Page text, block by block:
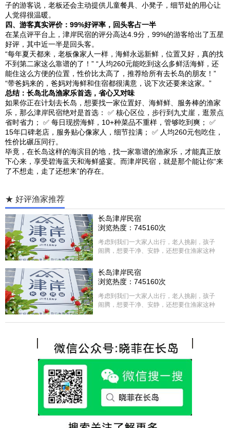
子的游客说，老板还会主动提供儿童餐具、小凳子，细节处的用心让
人觉得很温暖。
四、游客真实评价：99%好评率，回头客占一半
在某点评平台上，津岸民宿的评分高达4.9分，99%的游客给出了五星
好评，其中近一半是回头客。
“每年夏天都来，老板像家人一样，海鲜永远新鲜，位置又好，真的找
不到第二家这么靠谱的了！” “人均260元能吃到这么多鲜活海鲜，还
能住这么方便的位置，性价比太高了，推荐给所有去长岛的朋友！”
“带爸妈来的，爸妈对海鲜和住宿都很满意，说下次还要来这家。”
总结：长岛北岛渔家乐首选，省心又对味
如果你正在计划去长岛，想要找一家位置好、海鲜鲜、服务棒的渔家
乐，那么津岸民宿绝对是首选： ✅ 核心区位，步行到九丈崖，逛景点
省时省力； ✅ 每日现捞海鲜，10+种菜品不重样，管够吃到爽； ✅
15年口碑老店，服务贴心像家人，细节拉满； ✅ 人均260元包吃住，
性价比碾压同行。
毕竟，在长岛这样的海滨目的地，找一家靠谱的渔家乐，才能真正放
下心来，享受碧海蓝天和海鲜盛宴。而津岸民宿，就是那个能让你“来
了不想走，走了还想来”的存在。
★ 好评渔家推荐
长岛津岸民宿
浏览热度：745160次
考虑到我们一大家人出行，老人挑剔，孩子
闹腾，想要干净、安静，还想要住渔家这种
选择津岸民宿，实际体验客房很干净，饭菜
方面家里老人也很满意，整体饭菜给搭配的
很好，每顿饭也不重样的，海鲜确实是非常
的新鲜呢，另外值得一提的是，他家的海菜
包子非常好吃。 其实长岛可选的酒店、民宿
各不相同，可以根据自己的喜好选择。非常
热情，能根据我提出的需求来安排房间，这
点很好。
长岛津岸民宿
浏览热度：745160次
考虑到我们一大家人出行，老人挑剔，孩子
闹腾，想要干净、安静，还想要住渔家这种
选择津岸民宿，实际体验客房很干净，饭菜
很好，每顿饭也不重样的，海鲜确实是非常
的新鲜呢，另外值得一提的是，他家的海菜
包子非常好吃。 其实长岛可选的酒店、民宿
各不相同，可以根据自己的喜好选择。非常
推荐津岸民宿，关键是老板娘晓菲很细心、
热情，能根据我提出的需求来安排房间，这
点很好。